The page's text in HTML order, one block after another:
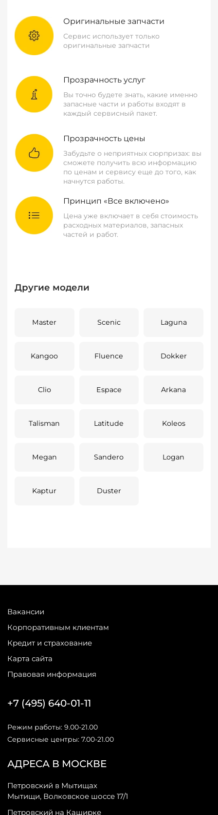
Оригинальные запчасти
Сервис использует только
оригинальные запчасти
Прозрачность услуг
Вы точно будете знать, какие именно
запасные части и работы входят в
каждый сервисный пакет.
Прозрачность цены
Забудьте о неприятных сюрпризах: вы
сможете получить всю информацию
по ценам и сервису еще до того, как
начнутся работы.
Принцип «Все включено»
Цена уже включает в себя стоимость
расходных материалов, запасных
частей и работ.
Другие модели
Master Scenic Laguna
Kangoo Fluence Dokker
Clio Espace Arkana
Talisman Latitude Koleos
Megan Sandero Logan
Kaptur Duster
Вакансии
Корпоративным клиентам
Кредит и страхование
Карта сайта
Правовая информация
АДРЕСА В МОСКВЕ
Петровский в Мытищах
Мытищи, Волковское шоссе 17/1
Петровский на Каширке
+7 (495) 640-01-11
Режим работы: 9.00-21.00
Сервисные центры: 7.00-21.00